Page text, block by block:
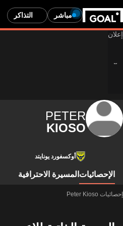
مباشر التذاكر
PETER
KIOSO
أوكسفورد يونايتد
الإحصائيات المسيرة الاحترافية
إحصائيات Peter Kioso